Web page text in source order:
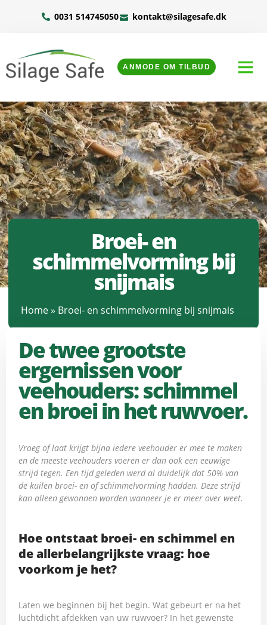
0031 514745050 kontakt@silagesafe.dk
ANMODE OM TILBUD
Broei- en
schimmelvorming bij
snijmais
Home» Broei- en schimmelvorming bij snijmais
De twee grootste
ergernissen voor
veehouders: schimmel
en broei in het ruwvoer.
Vroeg of laat krijgt bijna iedere veehouder er mee te maken
en de meeste veehouders voeren er dan ook een eeuwige
strijd tegen. Een tijd geleden werd al duidelijk dat 50% van
de kuilen broei- en of schimmelvorming hadden. Deze strijd
kan alleen gewonnen worden wanneer je er meer over weet.
Hoe ontstaat broei- en schimmel en
de allerbelangrijkste vraag: hoe
voorkom je het?
Laten we beginnen bij het begin. Wat gebeurt er na het
luchtdicht afdekken van uw ruwvoer? In het gewenste